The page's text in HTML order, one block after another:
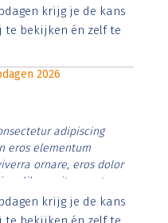
id rutrum lorem
tristique posuere.
krijg je de kans
te bekijken én zelf te
2026
adipiscing
eros elementum
ornare, eros dolor
libero vitae erat.
id rutrum lorem
tristique posuere.
krijg je de kans